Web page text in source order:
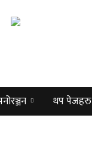
थप पेजहरु